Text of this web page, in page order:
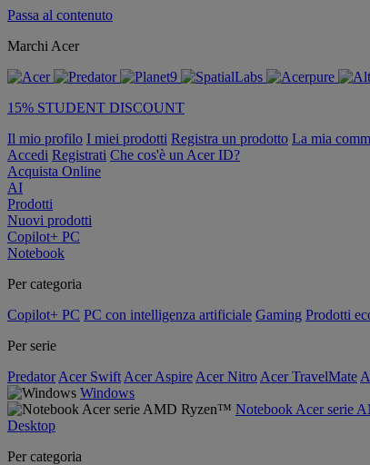
Passa al contenuto
Marchi Acer
15% STUDENT DISCOUNT
Il mio profilo I miei prodotti Registra un prodotto La mia
Accedi Registrati Che cos'è un Acer ID?
Acquista Online
AI
Prodotti
Nuovi prodotti
Copilot+ PC
Notebook
Per categoria
Copilot+ PC PC con intelligenza artificiale Gaming Prodotti
Per serie
Predator Acer Swift Acer Aspire Acer Nitro Acer TravelMate
Windows
Notebook Acer serie
Desktop
Per categoria